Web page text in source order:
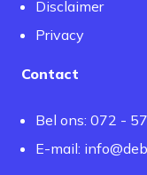
Disclaimer
Privacy
Contact
Bel ons: 072 -
E-mail: